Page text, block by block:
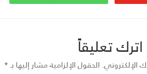
اترك تعليقاً
الحقول الإلزامية مشار إليها بـ*